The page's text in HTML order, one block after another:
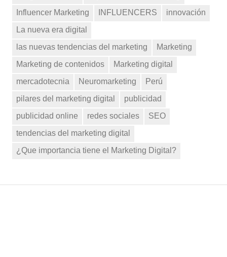
Influencer Marketing
INFLUENCERS
innovación
La nueva era digital
las nuevas tendencias del marketing
Marketing
Marketing de contenidos
Marketing digital
mercadotecnia
Neuromarketing
Perú
pilares del marketing digital
publicidad
publicidad online
redes sociales
SEO
tendencias del marketing digital
¿Que importancia tiene el Marketing Digital?